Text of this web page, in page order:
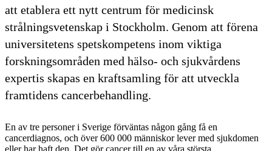
att etablera ett nytt centrum för medicinsk
strålningsvetenskap i Stockholm. Genom att förena
universitetens spetskompetens inom viktiga
forskningsområden med hälso- och sjukvårdens
expertis skapas en kraftsamling för att utveckla
framtidens cancerbehandling.
En av tre personer i Sverige förväntas någon gång få en
cancerdiagnos, och över 600 000 människor lever med sjukdomen
eller har haft den. Det gör cancer till en av våra största